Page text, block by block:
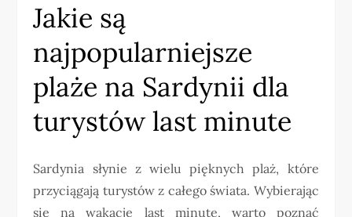
Jakie są
najpopularniejsze
plaże na Sardynii dla
turystów last minute
Sardynia słynie z wielu pięknych plaż, które
przyciągają turystów z całego świata. Wybierając
się na wakacje last minute, warto poznać